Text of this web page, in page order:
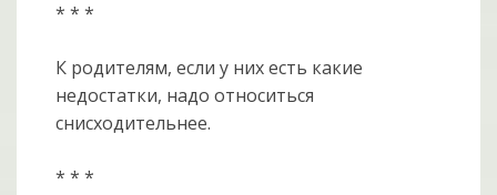
* * *
К родителям, если у них есть какие
недостатки, надо относиться
снисходительнее.
* * *